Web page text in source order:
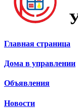
Главная страница
Дома в управлении
Объявления
Новости